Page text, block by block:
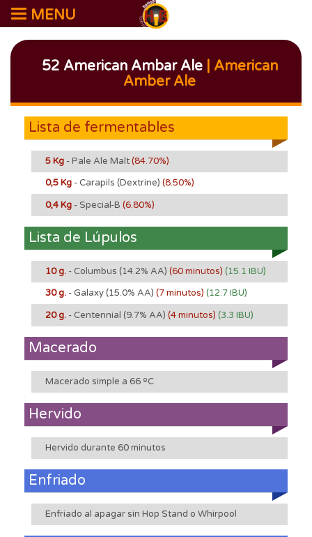
MENU
52 American Ambar Ale| American
Amber Ale
Lista de fermentables
5 Kg - Pale Ale Malt(84.70%)
0,5 Kg - Carapils (Dextrine) (8.50%)
0,4 Kg - Special-B (6.80%)
Lista de Lúpulos
10 g. - Columbus (14.2% AA) (60 minutos) (15.1 IBU)
30 g. - Galaxy(15.0% AA) (7 minutos) (12.7 IBU)
20 g. - Centennial (9.7% AA) (4 minutos) (3.3 IBU)
Macerado
Macerado simple a 66 ºC
Hervido
Hervido durante 60 minutos
Enfriado
Enfriado al apagar sin Hop Stand o Whirpool